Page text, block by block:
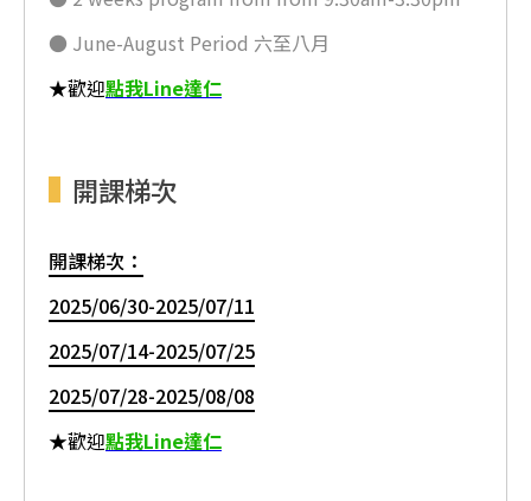
● June-August Period 六至八月
★歡迎點我Line達仁
開課梯次
開課梯次：
2025/06/30-2025/07/11
2025/07/14-2025/07/25
2025/07/28-2025/08/08
★歡迎點我Line達仁